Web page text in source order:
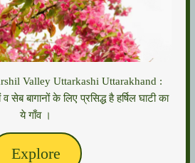
Valley Uttarkashi Uttarakhand :
बागानों के लिए प्रसिद्ध है हर्षिल घाटी का
ये गाँव ।
Explore